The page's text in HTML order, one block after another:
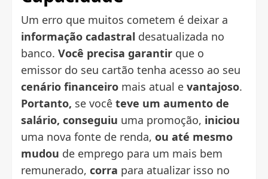
Um erro que muitos cometem é deixar a
informação cadastral desatualizada no
banco. Você precisa garantir que o
emissor do seu cartão tenha acesso ao seu
cenário financeiro mais atual e vantajoso.
Portanto, se você teve um aumento de
salário, conseguiu uma promoção, iniciou
uma nova fonte de renda, ou até mesmo
mudou de emprego para um mais bem
remunerado, corra para atualizar isso no